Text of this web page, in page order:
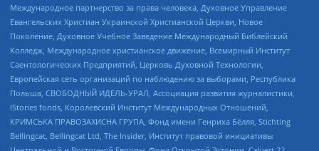
Международное партнерство за права человека, Духовное Управление
Евангельских Христиан Украинской Христианской Церкви, Новое
Поколение, Духовное Учебное Заведение Международный Библейский
Колледж, Международное христианское движение, Всемирный Институт
Саентологических Предприятий, Церковь Духовной Технологии,
Европейская сеть организаций по наблюдению за выборами, Республика
Польша, СВОБОДНЫЙ ИДЕЛЬ-УРАЛ, Ассоциация развития журналистики,
IStories fonds, Королевский Институт Международных Отношений,
КРИМСЬКА ПРАВОЗАХИСНА ГРУПА, Фонд имени Генриха Бёлля, Stichting
Bellingcat, Bellingcat Ltd, The Insider, Институт правовой инициативы